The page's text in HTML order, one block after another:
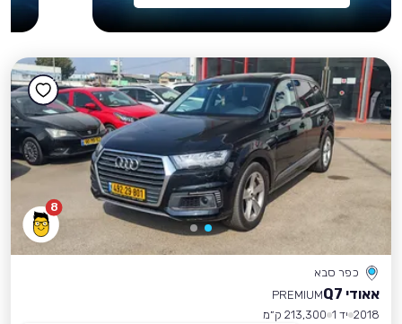
8
כפר סבא
אאודי Q7
PREMIUM
2018 יד 1
213,300 ק״מ